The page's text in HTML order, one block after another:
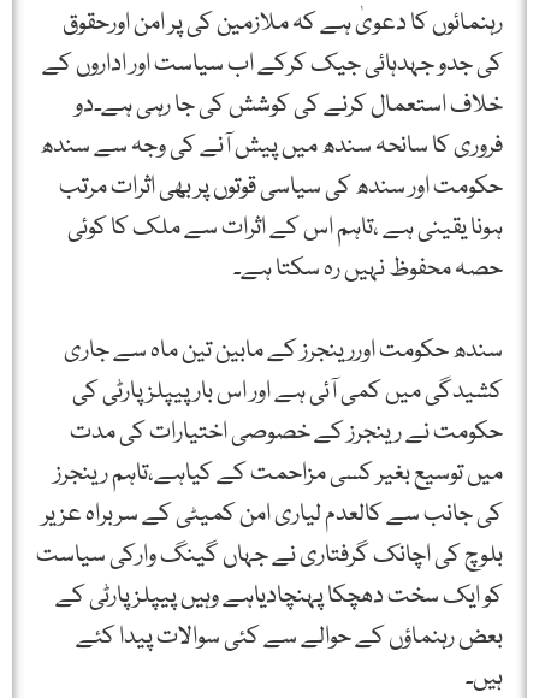
رہنمائوں کا دعویٰ ہے کہ ملازمین کی پر امن اورحقوق
کی جدو جہدہائی جیک کرکے اب سیاست اور اداروں کے
خلاف استعمال کرنے کی کوشش کی جا رہی ہے۔دو
فروری کا سانحہ سندھ میں پیش آنے کی وجہ سے سندھ
حکومت اور سندھ کی سیاسی قوتوں پر بھی اثرات مرتب
ہونا یقینی ہے ،تاہم اس کے اثرات سے ملک کا کوئی
حصہ محفوظ نہیں رہ سکتا ہے۔
سندھ حکومت اوررینجرز کے مابین تین ماہ سے جاری
کشیدگی میں کمی آئی ہے اور اس بار پیپلزپارٹی کی
حکومت نے رینجرز کے خصوصی اختیارات کی مدت
میں توسیع بغیر کسی مزاحمت کے کیاہے،تاہم رینجرز
کی جانب سے کالعدم لیاری امن کمیٹی کے سربراہ عزیر
بلوچ کی اچانک گرفتاری نے جہاں گینگ وارکی سیاست
کو ایک سخت دھچکا پہنچادیاہے وہیں پیپلزپارٹی کے
بعض رہنماؤں کے حوالے سے کئی سوالات پیدا کئے
ہیں۔